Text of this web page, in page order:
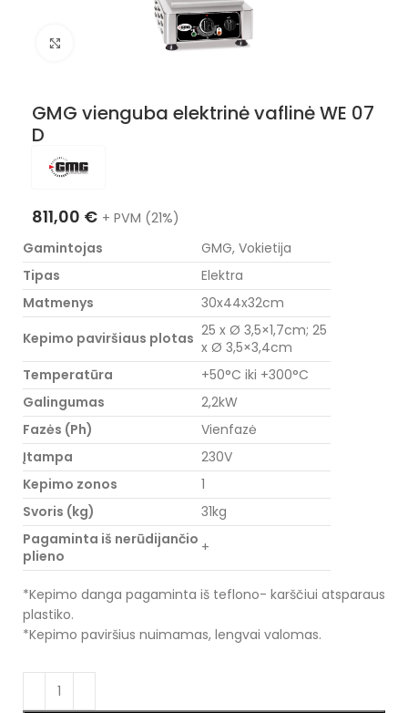
Nuotraukos padidinimas
GMG vienguba elektrinė vaflinė WE 07
D
811,00 € + PVM (21%)
Gamintojas
GMG, Vokietija
Tipas
Elektra
Matmenys
30x44x32cm
Kepimo paviršiaus plotas 25 x Ø 3,5×1,7cm; 25
x Ø 3,5×3,4cm
Temperatūra
+50°C iki +300°C
Galingumas
2,2kW
Fazės (Ph)
Vienfazė
Įtampa
230V
Kepimo zonos
1
Svoris (kg)
31kg
Pagaminta iš nerūdijančio
plieno
+
*Kepimo danga pagaminta iš teflono- karščiui atsparaus
plastiko.
*Kepimo paviršius nuimamas, lengvai valomas.